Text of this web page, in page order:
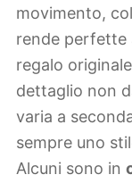
movimento,
rende perfette
regalo
dettaglio non
varia a
sempre uno
Alcuni sono in